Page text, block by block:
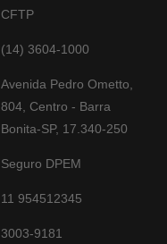
CFTP
(14) 3604-1000
Avenida Pedro Ometto,
804, Centro - Barra
Bonita-SP, 17.340-250
Seguro DPEM
11 954512345
3003-9181